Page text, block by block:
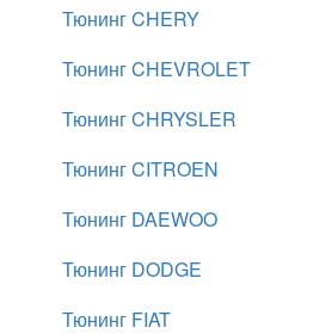
Тюнинг CHERY
Тюнинг CHEVROLET
Тюнинг CHRYSLER
Тюнинг CITROEN
Тюнинг DAEWOO
Тюнинг DODGE
Тюнинг FIAT